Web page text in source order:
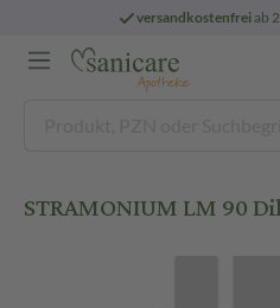
versandkostenfreiab
STRAMONIUM LM 90